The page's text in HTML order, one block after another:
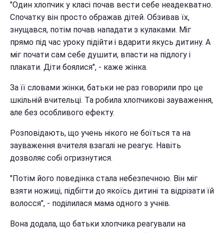
"Один хлопчик у класі почав вести себе неадекватно.
Спочатку він просто ображав дітей. Обзивав їх,
знущався, потім почав нападати з кулаками. Міг
прямо під час уроку підійти і вдарити якусь дитину. А
міг почати сам себе душити, впасти на підлогу і
плакати. Діти боялися", - каже жінка.
За її словами жінки, батьки не раз говорили про це
шкільній вчительці. Та робила хлопчикові зауваження,
але без особливого ефекту.
Розповідають, що учень нікого не боїться та на
зауваження вчителя взагалі не реагує. Навіть
дозволяє собі огризнутися.
"Потім його поведінка стала небезпечною. Він міг
взяти ножиці, підбігти до якоїсь дитині та відрізати їй
волосся", - поділилася мама одного з учнів.
Вона додала, що батьки хлопчика реагували на